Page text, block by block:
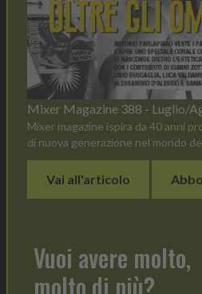
Mixer Magazine 388 - Luglio/
Mixer magazine ispira da 40 anni
di nuova generazione nel mondo
Vai all'articolo
Vuoi avere molto,
molto di più?